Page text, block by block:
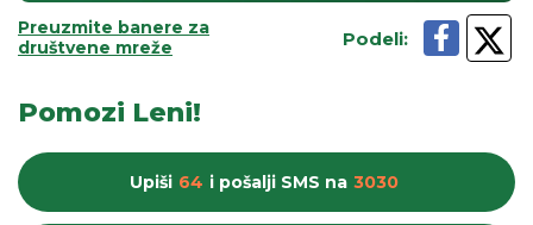
Preuzmite banere za
društvene mreže
Podeli:
Pomozi Leni!
Upiši 64 i pošalji SMS na 3030